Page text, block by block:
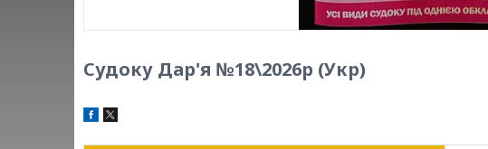
Судоку Дар'я №18\2026р (Укр)